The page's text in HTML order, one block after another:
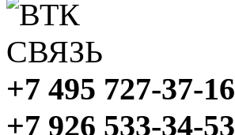
+7 495 727-37-16
+7 926 533-34-53